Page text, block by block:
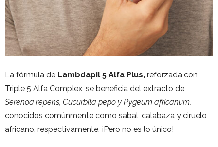
La fórmula de Lambdapil 5 Alfa Plus, reforzada con
Triple 5 Alfa Complex, se beneficia del extracto de
Serenoa repens, Cucurbita pepo y Pygeum africanum,
conocidos comúnmente como sabal, calabaza y ciruelo
africano, respectivamente. ¡Pero no es lo único!